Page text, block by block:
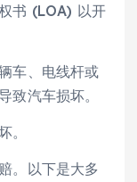
书 (LOA) 以开
车、电线杆或
致汽车损坏。
。
。以下是大多